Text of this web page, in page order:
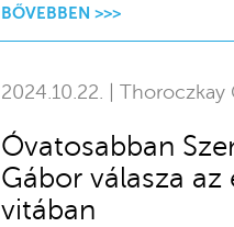
BŐVEBBEN >>>
2024.10.22. | Thoroczkay
Óvatosabban
Gábor válasza
vitában